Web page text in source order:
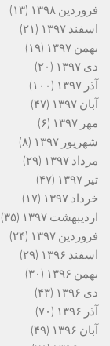
فروردین ۱۳۹۸
(۱۳)
اسفند ۱۳۹۷
(۲۱)
بهمن ۱۳۹۷
(۱۹)
دی ۱۳۹۷
(۲۰)
آذر ۱۳۹۷
(۱۰۰)
آبان ۱۳۹۷
(۴۷)
مهر ۱۳۹۷
(۶)
شهریور ۱۳۹۷
(۸)
مرداد ۱۳۹۷
(۲۹)
تیر ۱۳۹۷
(۴۷)
خرداد ۱۳۹۷
(۱۷)
اردیبهشت ۱۳۹۷
(۳۵)
فروردین ۱۳۹۷
(۲۴)
اسفند ۱۳۹۶
(۲۹)
بهمن ۱۳۹۶
(۳۰)
دی ۱۳۹۶
(۴۳)
آذر ۱۳۹۶
(۷۰)
آبان ۱۳۹۶
(۴۹)